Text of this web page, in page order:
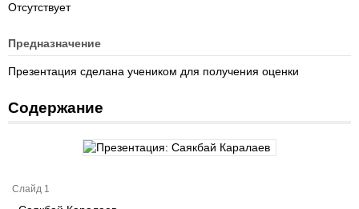
Отсутствует
Предназначение
Презентация сделана учеником для получения оценки
Содержание
Слайд 1